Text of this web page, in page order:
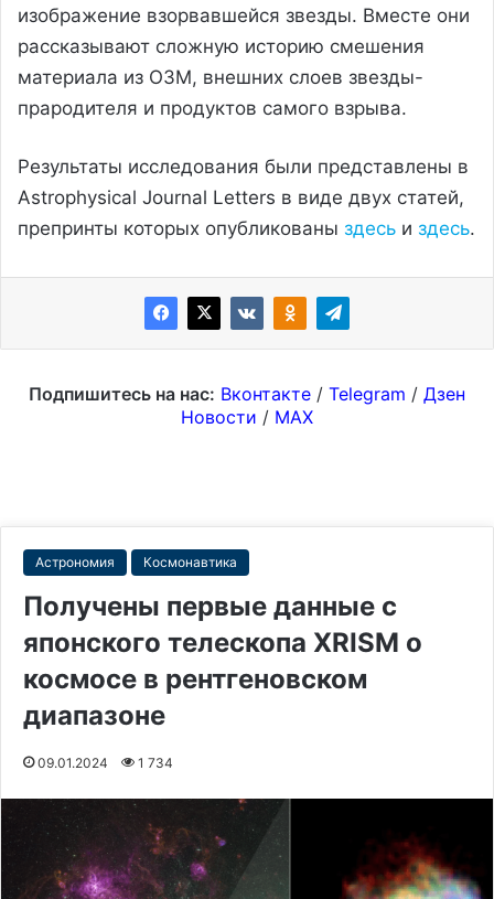
изображение взорвавшейся звезды. Вместе они
рассказывают сложную историю смешения
материала из ОЗМ, внешних слоев звезды-
прародителя и продуктов самого взрыва.
Результаты исследования были представлены в
Astrophysical Journal Letters в виде двух статей,
препринты которых опубликованы здесь и здесь.
Подпишитесь на нас: Вконтакте / Telegram / Дзен
Новости / MAX